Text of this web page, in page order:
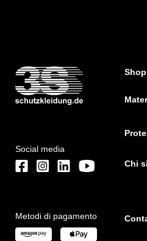
Social media
Metodi di pagamento
Shop
Chi